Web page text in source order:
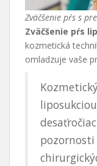
Zväčšenie pŕs s
Zväčšenie pŕs
kozmetická
omladzuje vaše